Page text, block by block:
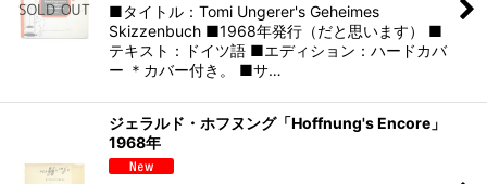
■タイトル：Tomi Ungerer's Geheimes
Skizzenbuch ■1968年発行（だと思います） ■
テキスト：ドイツ語 ■エディション：ハードカバ
ー ＊カバー付き。 ■サ…
ジェラルド・ホフヌング「Hoffnung's Encore」
1968年